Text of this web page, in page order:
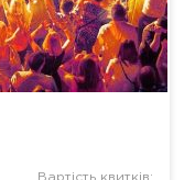
Вартість квитків: